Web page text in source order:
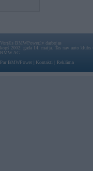
Vortāls BMWPower.lv darbojas
kopš 2002. gada 14. maija. Tas nav auto klubs
BMW AG.
Par BMWPower
Kontakti Reklāma